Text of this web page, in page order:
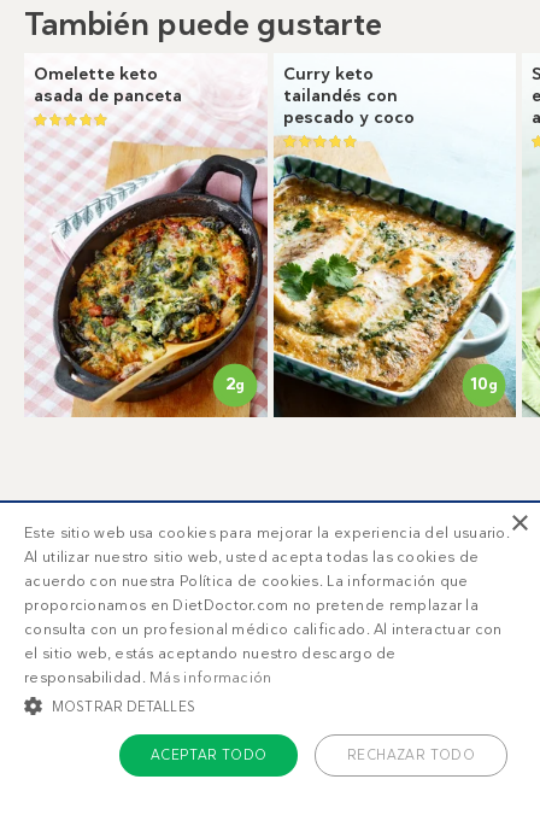
También puede gustarte
Omelette keto
asada de panceta
2g
Curry keto
tailandés con
pescado y coco
10g
×
Este sitio web usa cookies para mejorar la experiencia del usuario.
Al utilizar nuestro sitio web, usted acepta todas las cookies de
acuerdo con nuestra Política de cookies. La información que
proporcionamos en DietDoctor.com no pretende remplazar la
consulta con un profesional médico calificado. Al interactuar con
el sitio web, estás aceptando nuestro descargo de
responsabilidad. Más información
MOSTRAR DETALLES
ACEPTAR TODO RECHAZAR TODO